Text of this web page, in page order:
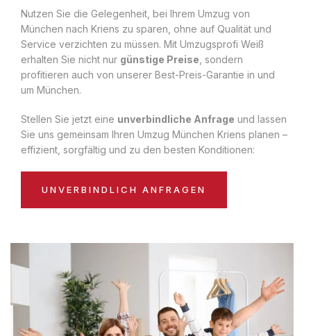
Nutzen Sie die Gelegenheit, bei Ihrem Umzug von
München nach Kriens zu sparen, ohne auf Qualität und
Service verzichten zu müssen. Mit Umzugsprofi Weiß
erhalten Sie nicht nur günstige Preise , sondern
profitieren auch von unserer Best-Preis-Garantie in und
um München.
Stellen Sie jetzt eine unverbindliche Anfrage und lassen
Sie uns gemeinsam Ihren Umzug München Kriens planen –
effizient, sorgfältig und zu den besten Konditionen:
UNVERBINDLICH ANFRAGEN